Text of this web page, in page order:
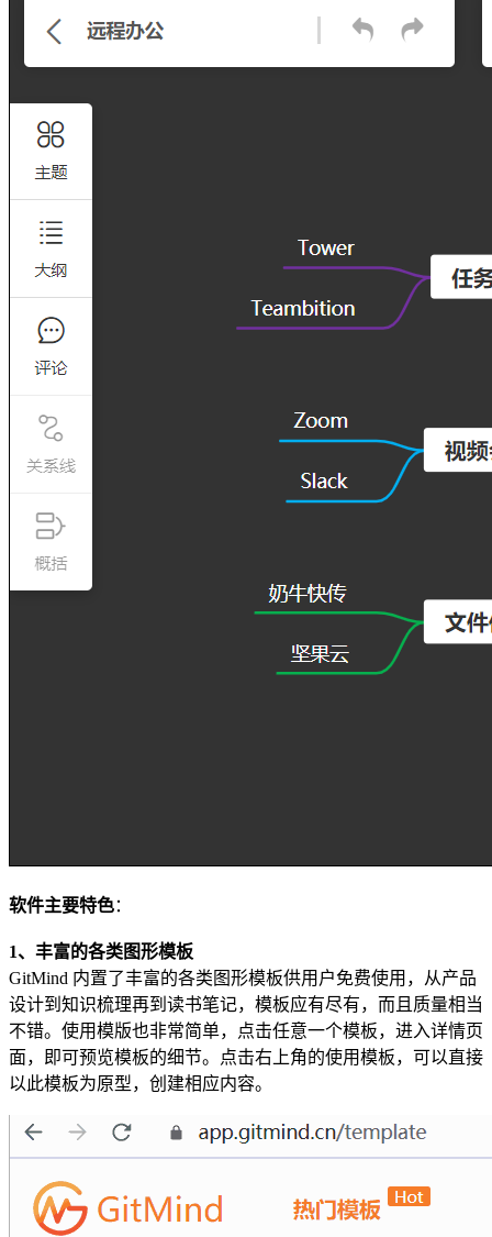
软件主要特色：
1、丰富的各类图形模板
GitMind 内置了丰富的各类图形模板供用户免费使用，从产品
设计到知识梳理再到读书笔记，模板应有尽有，而且质量相当
不错。使用模版也非常简单，点击任意一个模板，进入详情页
面，即可预览模板的细节。点击右上角的使用模板，可以直接
以此模板为原型，创建相应内容。